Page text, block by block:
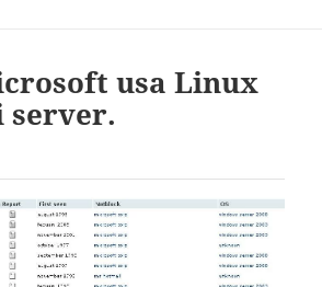
usa Linux
server.